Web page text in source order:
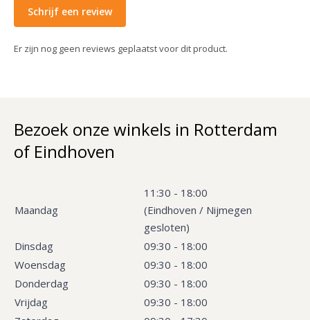
Schrijf een review
Er zijn nog geen reviews geplaatst voor dit product.
Bezoek onze winkels in Rotterdam
of Eindhoven
Maandag
11:30 - 18:00
(Eindhoven / Nijmegen
gesloten)
Dinsdag
09:30 - 18:00
Woensdag
09:30 - 18:00
Donderdag
09:30 - 18:00
Vrijdag
09:30 - 18:00